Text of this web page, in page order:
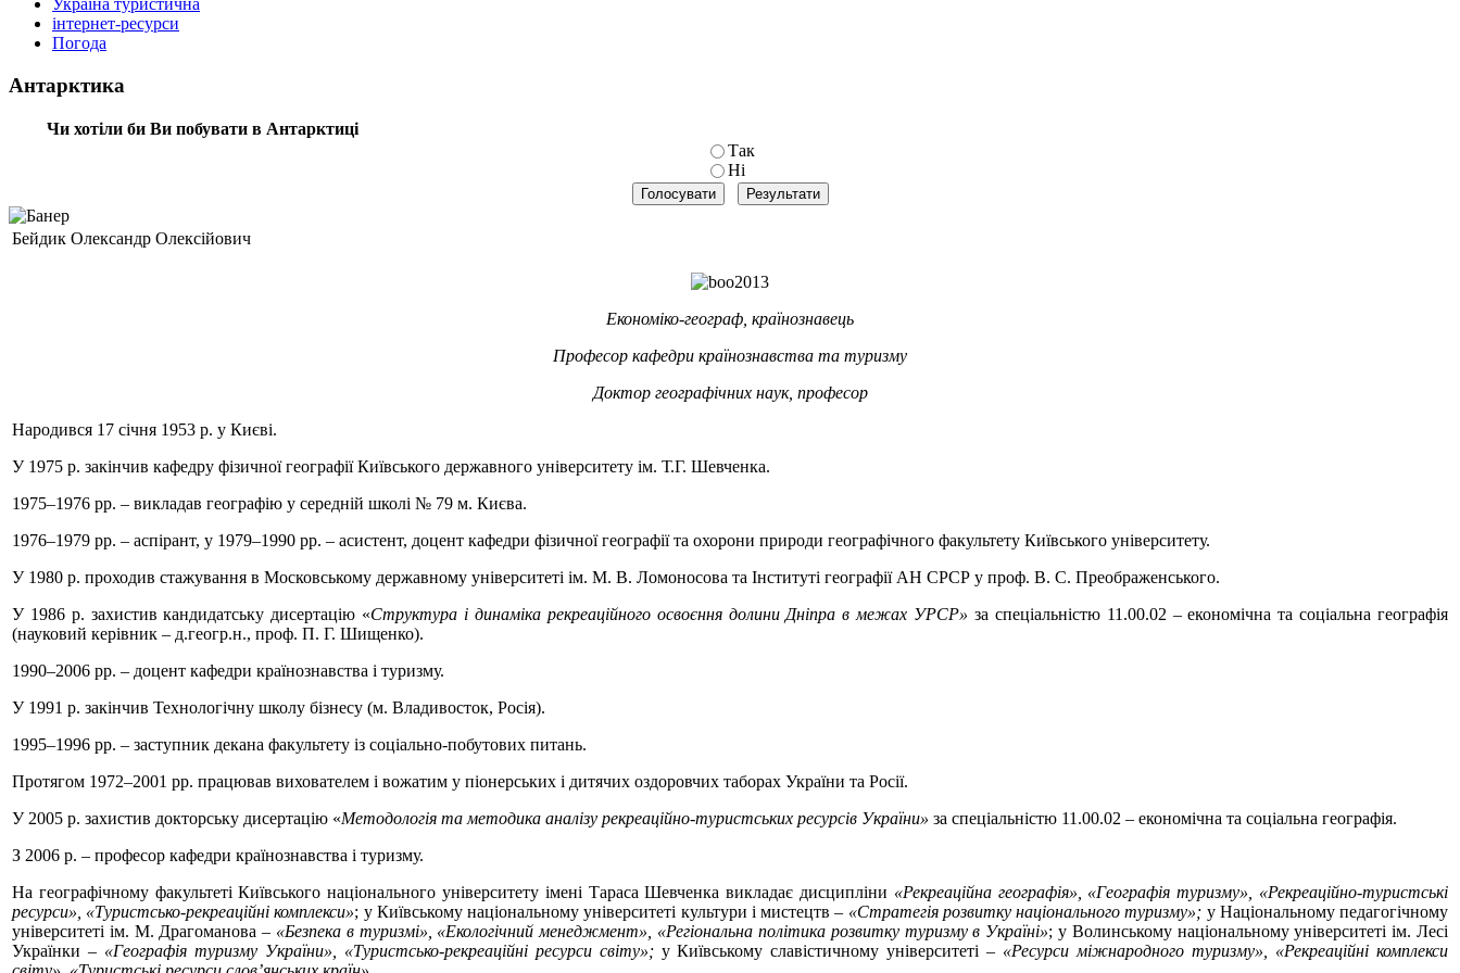
Україна туристична
інтернет-ресурси
Погода
Антарктика
Чи хотіли би Ви побувати в Антарктиці
Так
Ні
Бейдик Олександр Олексійович
Економіко-географ, країнознавець
Професор кафедри країнознавства та туризму
Доктор географічних наук, професор
Народився 17 січня 1953 р. у Києві.
У 1975 р. закінчив кафедру фізичної географії Київського державного університету ім. Т.Г. Шевченка.
1975–1976 рр. – викладав географію у середній школі № 79 м. Києва.
1976–1979 рр. – аспірант, у 1979–1990 рр. – асистент, доцент кафедри фізичної географії та охорони природи географічного факультету Київського університету.
У 1980 р. проходив стажування в Московському державному університеті ім. М. В. Ломоносова та Інституті географії АН СРСР у проф. В. С. Преображенського.
У 1986 р. захистив кандидатську дисертацію «Структура і динаміка рекреаційного освоєння долини Дніпра в межах УРСР» за спеціальністю 11.00.02 – економічна та соціальна географія
(науковий керівник – д.геогр.н., проф. П. Г. Шищенко).
1990–2006 рр. – доцент кафедри країнознавства і туризму.
У 1991 р. закінчив Технологічну школу бізнесу (м. Владивосток, Росія).
1995–1996 рр. – заступник декана факультету із соціально-побутових питань.
Протягом 1972–2001 рр. працював вихователем і вожатим у піонерських і дитячих оздоровчих таборах України та Росії.
У 2005 р. захистив докторську дисертацію «Методологія та методика аналізу рекреаційно-туристських ресурсів України» за спеціальністю 11.00.02 – економічна та соціальна географія.
З 2006 р. – професор кафедри країнознавства і туризму.
На географічному факультеті Київського національного університету імені Тараса Шевченка викладає дисципліни «Рекреаційна географія», «Географія туризму», «Рекреаційно-туристські
ресурси», «Туристсько-рекреаційні комплекси»; у Київському національному університеті культури і мистецтв – «Стратегія розвитку національного туризму»; у Національному педагогічному
університеті ім. М. Драгоманова – «Безпека в туризмі», «Екологічний менеджмент», «Регіональна політика розвитку туризму в Україні»; у Волинському національному університеті ім. Лесі
Українки – «Географія туризму України», «Туристсько-рекреаційні ресурси світу»;у Київському славістичному університеті – «Ресурси міжнародного туризму», «Рекреаційні комплекси